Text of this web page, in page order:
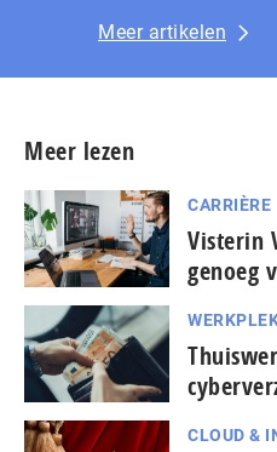
Meer artikelen
Meer lezen
CARRIÈRE
Visterin
genoeg
CLOUD &